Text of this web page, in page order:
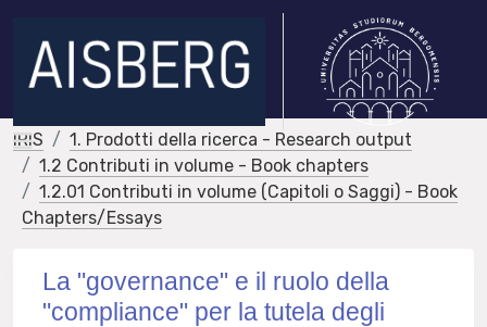
IRIS
1. Prodotti della ricerca - Research output
1.2 Contributi in volume - Book chapters
1.2.01 Contributi in volume (Capitoli o Saggi) - Book
Chapters/Essays
La "governance" e il ruolo della
"compliance" per la tutela degli